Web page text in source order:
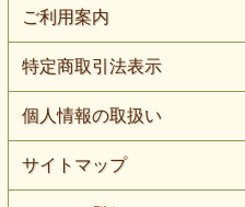
天上界に向かうエネルギー
なんて高次元の存在達に祝
あなたもこの石とワーク
その道が光り輝く
心から願っ
対応チャクラ
サイキック領域では：天上界
ご利用案内
特定商取引法表示
個人情報の取扱い
サイトマップ